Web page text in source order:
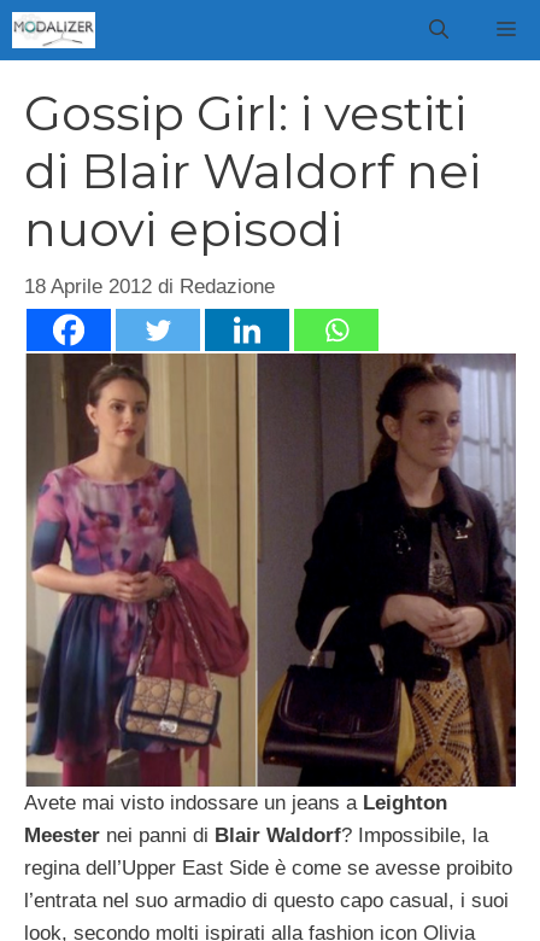
Vai
al
Gossip Girl: i vestiti
di Blair Waldorf nei
nuovi episodi
18 Aprile 2012 di Redazione
Avete mai visto indossare un jeans a Leighton
Meester nei panni di Blair Waldorf? Impossibile, la
regina dell’Upper East Side è come se avesse proibito
l’entrata nel suo armadio di questo capo casual, i suoi
look, secondo molti ispirati alla fashion icon Olivia